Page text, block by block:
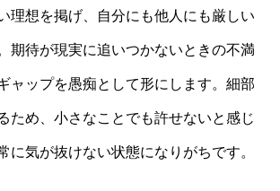
理想を掲げ、自分にも他人にも厳しい
期待が現実に追いつかないときの不満
ャップを愚痴として形にします。細部
ため、小さなことでも許せないと感じ
に気が抜けない状態になりがちです。